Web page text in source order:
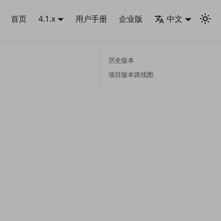
首页 4.1.x 用户手册 企业版 中文
历史版本
项目版本路线图